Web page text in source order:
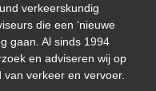
verkeerskundig
die een ‘nieuwe
gaan. Al sinds 1994
en adviseren wij op
verkeer en vervoer.